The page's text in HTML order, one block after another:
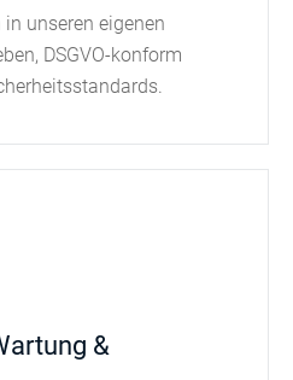
unseren eigenen
DSGVO-konform
&